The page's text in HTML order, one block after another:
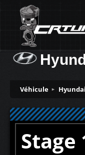
Véhicule Hyundai
Stage